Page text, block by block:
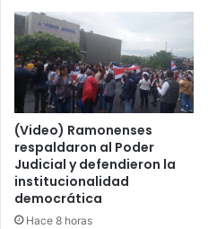
mujeres
(Video) Ramonenses
respaldaron al Poder
Judicial y defendieron la
institucionalidad
democrática
Hace 8 horas